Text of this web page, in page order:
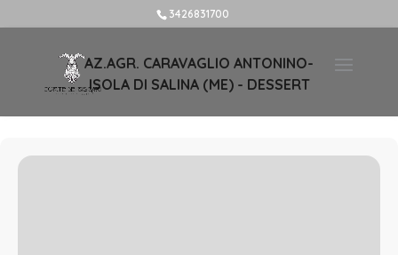
3426831700
AZ.AGR. CARAVAGLIO ANTONINO-
ISOLA DI SALINA (ME) - DESSERT